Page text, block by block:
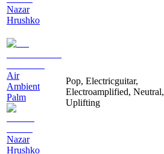
Nazar
Hrushko
Air
Ambient
Palm
Nazar
Hrushko
Pop, Electricguitar,
Electroamplified, Neutral,
Uplifting